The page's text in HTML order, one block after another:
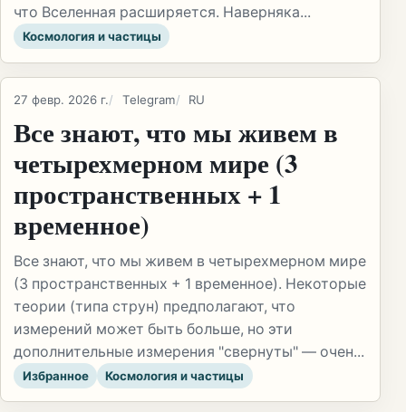
что Вселенная расширяется. Наверняка...
Космология и частицы
27 февр. 2026 г. Telegram RU
Все знают, что мы живем в
четырехмерном мире (3
пространственных + 1
временное)
Все знают, что мы живем в четырехмерном мире
(3 пространственных + 1 временное). Некоторые
теории (типа струн) предполагают, что
измерений может быть больше, но эти
дополнительные измерения "свернуты" — очен...
Избранное Космология и частицы